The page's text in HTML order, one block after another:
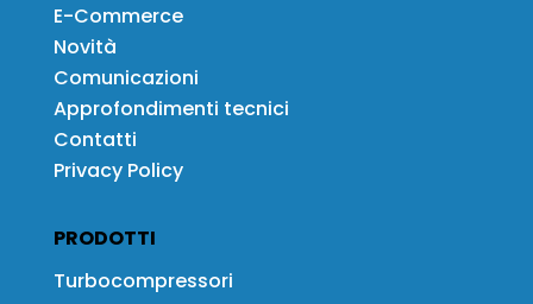
E-Commerce
Novità
Comunicazioni
Approfondimenti tecnici
Contatti
Privacy Policy
PRODOTTI
Turbocompressori